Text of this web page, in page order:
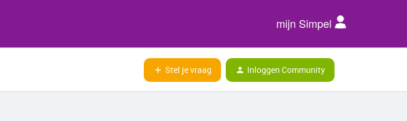
mijn Simpel
Stel je vraag Inloggen Community